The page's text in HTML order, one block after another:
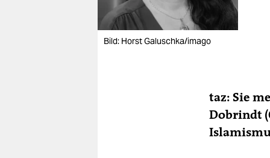
Bild: Horst Galuschka/imago
taz: Sie
Dobrindt